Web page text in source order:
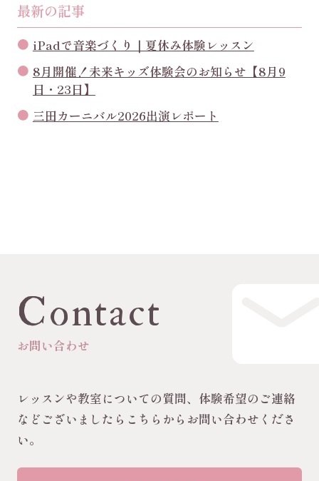
最新の記事
iPadで音楽づくり｜夏休み体験レッスン
8月開催！未来キッズ体験会のお知らせ【8月9
日・23日】
三田カーニバル2026出演レポート
Contact
お問い合わせ
レッスンや教室についての質問、体験希望のご連絡
などございましたらこちらからお問い合わせくださ
い。